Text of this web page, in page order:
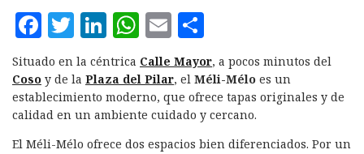
F
a
c
e
b
T
w
it
te
r
L
i
n
k
e
W
h
at
s
A
E
m
ai
l
o
m
p
a
Situado en la céntrica Calle Mayor, a pocos minutos del
Coso y de la Plaza del Pilar, el Méli-Mélo es un
establecimiento moderno, que ofrece tapas originales y de
calidad en un ambiente cuidado y cercano.
El Méli-Mélo ofrece dos espacios bien diferenciados. Por un